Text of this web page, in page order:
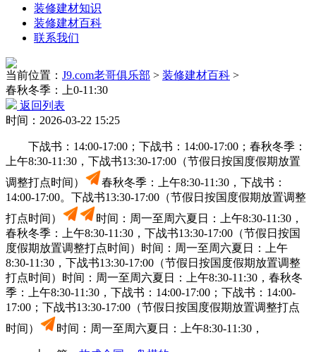
装修建材知识
装修建材百科
联系我们
当前位置： J9.com老哥俱乐部 > 装修建材百科 >
春秋冬季：上0-11:30
返回列表
时间：2026-03-22 15:25
下战书：14:00-17:00；下战书：14:00-17:00；春秋冬季：
上午8:30-11:30，下战书13:30-17:00（节假日按国度假期放置
调整打点时间）
春秋冬季：上午8:30-11:30，下战书：
14:00-17:00。下战书13:30-17:00（节假日按国度假期放置调整
打点时间）
时间：周一至周六夏日：上午8:30-11:30，
春秋冬季：上午8:30-11:30，下战书13:30-17:00（节假日按国
度假期放置调整打点时间）时间：周一至周六夏日：上午
8:30-11:30，下战书13:30-17:00（节假日按国度假期放置调整
打点时间）时间：周一至周六夏日：上午8:30-11:30，春秋冬
季：上午8:30-11:30，下战书：14:00-17:00；下战书：14:00-
17:00；下战书13:30-17:00（节假日按国度假期放置调整打点
时间）
时间：周一至周六夏日：上午8:30-11:30，